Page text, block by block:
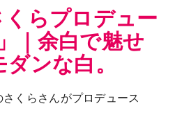
くらプロデュー
｜余白で魅せ
ンな白。
くらさんがプロデュース